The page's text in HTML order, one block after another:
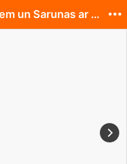
Mūzikas progr jauniešiem un Sarunas ar mācītājiem